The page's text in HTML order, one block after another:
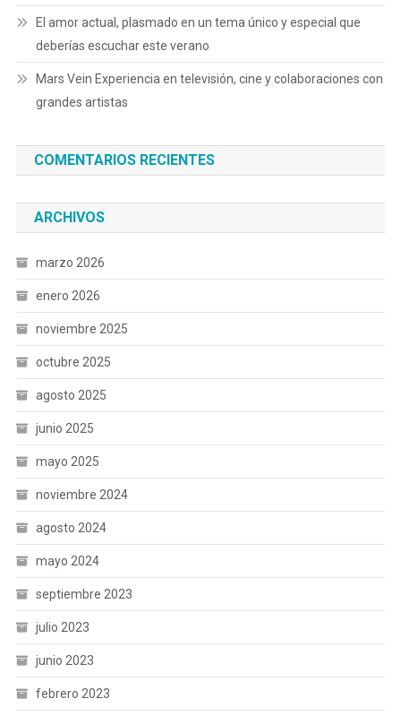
El amor actual, plasmado en un tema único y especial que
deberías escuchar este verano
Mars Vein Experiencia en televisión, cine y colaboraciones con
grandes artistas
COMENTARIOS RECIENTES
ARCHIVOS
marzo 2026
enero 2026
noviembre 2025
octubre 2025
agosto 2025
junio 2025
mayo 2025
noviembre 2024
agosto 2024
mayo 2024
septiembre 2023
julio 2023
junio 2023
febrero 2023